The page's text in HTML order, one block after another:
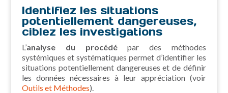
Identifiez les situations
potentiellement dangereuses,
ciblez les investigations
L’analyse du procédépar des méthodes
systémiques et systématiques permet d’identifier les
situations potentiellement dangereuses et de définir
les données nécessaires à leur appréciation (voir
Outils et Méthodes).